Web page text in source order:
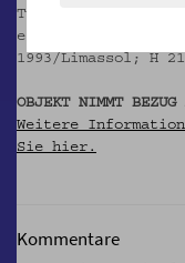
Tüllenschäftung,
eingeschlagene
1993/Limassol; H
OBJEKT NIMMT BEZUG
Weitere
Sie hier.
Kommentare